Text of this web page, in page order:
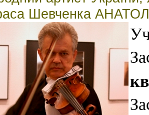
Шевченка